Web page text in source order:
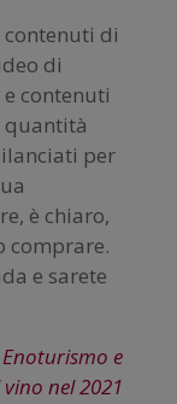
contenuti di
di
contenuti
quantità
per
è chiaro,
comprare.
e sarete
e
nel 2021